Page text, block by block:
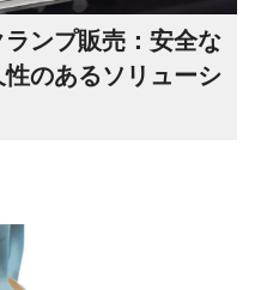
ンプ販売：安全な
のあるソリューシ